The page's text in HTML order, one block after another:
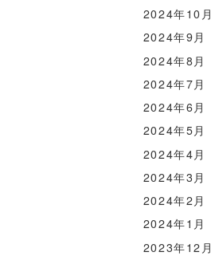
2024年10月
2024年9月
2024年8月
2024年7月
2024年6月
2024年5月
2024年4月
2024年3月
2024年2月
2024年1月
2023年12月